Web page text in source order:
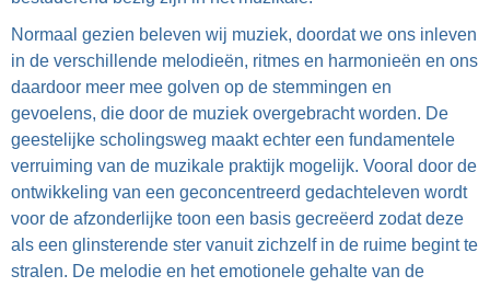
Normaal gezien beleven wij muziek, doordat we ons inleven
in de verschillende melodieën, ritmes en harmonieën en ons
daardoor meer mee golven op de stemmingen en
gevoelens, die door de muziek overgebracht worden. De
geestelijke scholingsweg maakt echter een fundamentele
verruiming van de muzikale praktijk mogelijk. Vooral door de
ontwikkeling van een geconcentreerd gedachteleven wordt
voor de afzonderlijke toon een basis gecreëerd zodat deze
als een glinsterende ster vanuit zichzelf in de ruime begint te
stralen. De melodie en het emotionele gehalte van de